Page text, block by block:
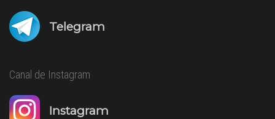
Telegram
Canal de Instagram
Instagram